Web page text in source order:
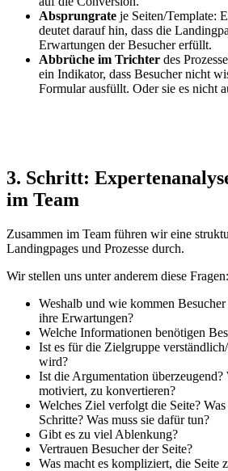
Absprungrate je Seiten/Template:
deutet darauf hin, dass die
Erwartungen der Besucher erfüllt.
Abbrüche im Trichter des
ein Indikator, dass Besucher nicht
Formular ausfüllt. Oder sie es nicht
3. Schritt:
im Team
Zusammen im Team führen wir eine
Landingpages und Prozesse durch.
Wir stellen uns unter anderem diese Fragen:
Weshalb und wie kommen
ihre Erwartungen?
Welche Informationen benötigen
Ist es für die Zielgruppe
wird?
Ist die Argumentation überzeugend?
motiviert, zu konvertieren?
Welches Ziel verfolgt die Seite? Was
Schritte? Was muss sie dafür tun?
Gibt es zu viel Ablenkung?
Vertrauen Besucher der Seite?
Was macht es kompliziert, die Seite